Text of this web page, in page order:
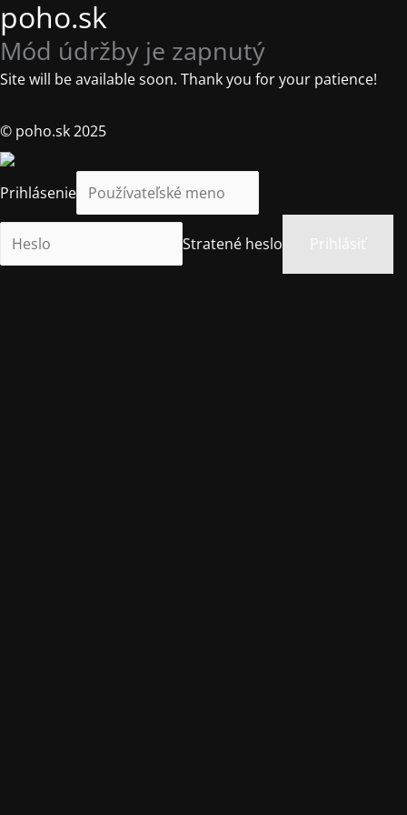
poho.sk
Mód údržby je zapnutý
Site will be available soon. Thank you for your patience!
© poho.sk 2025
Prihlásenie
Stratené heslo